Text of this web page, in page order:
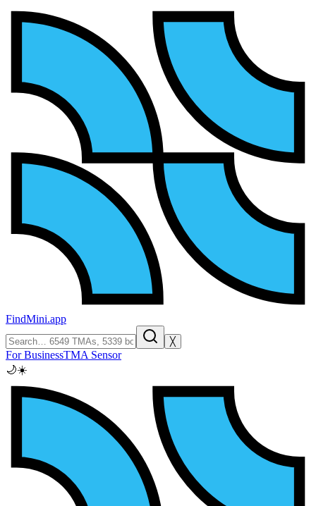
FindMini.app
╳
For BusinessTMA Sensor
🌙☀️